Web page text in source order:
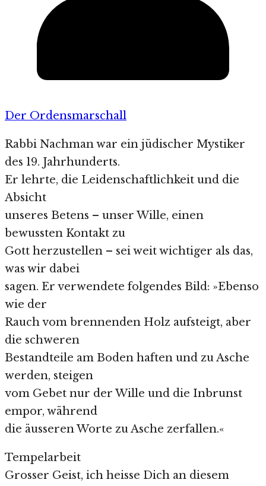
Der Ordensmarschall
Rabbi Nachman war ein jüdischer Mystiker
des 19. Jahrhunderts.
Er lehrte, die Leidenschaftlichkeit und die
Absicht
unseres Betens – unser Wille, einen
bewussten Kontakt zu
Gott herzustellen – sei weit wichtiger als das,
was wir dabei
sagen. Er verwendete folgendes Bild: »Ebenso
wie der
Rauch vom brennenden Holz aufsteigt, aber
die schweren
Bestandteile am Boden haften und zu Asche
werden, steigen
vom Gebet nur der Wille und die Inbrunst
empor, während
die äusseren Worte zu Asche zerfallen.«
Tempelarbeit
Grosser Geist, ich heisse Dich an diesem